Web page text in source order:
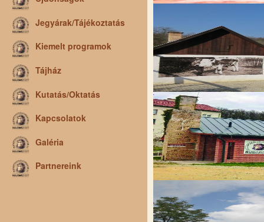
Jegyárak/Tájékoztatás
Kiemelt programok
Tájház
Kutatás/Oktatás
Kapcsolatok
Galéria
Partnereink